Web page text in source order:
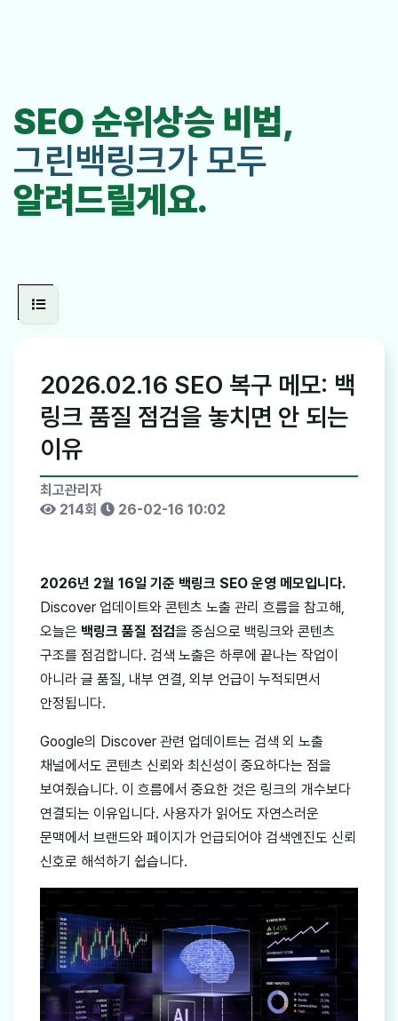
SEO 순위상승 비법,
그린백링크가 모두
알려드릴게요.
2026.02.16 SEO 복구 메모: 백
링크 품질 점검을 놓치면 안 되는
이유
최고관리자
214회
26-02-16 10:02
2026년 2월 16일 기준 백링크 SEO 운영 메모입니다.
Discover 업데이트와 콘텐츠 노출 관리 흐름을 참고해,
오늘은 백링크 품질 점검을 중심으로 백링크와 콘텐츠
구조를 점검합니다. 검색 노출은 하루에 끝나는 작업이
아니라 글 품질, 내부 연결, 외부 언급이 누적되면서
안정됩니다.
Google의 Discover 관련 업데이트는 검색 외 노출
채널에서도 콘텐츠 신뢰와 최신성이 중요하다는 점을
보여줬습니다. 이 흐름에서 중요한 것은 링크의 개수보다
연결되는 이유입니다. 사용자가 읽어도 자연스러운
문맥에서 브랜드와 페이지가 언급되어야 검색엔진도 신뢰
신호로 해석하기 쉽습니다.